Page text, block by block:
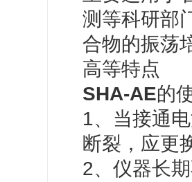
测等科研部
合物的振荡
高等特点
SHA-AE的
1、当接通
断裂，应更
2、仪器长